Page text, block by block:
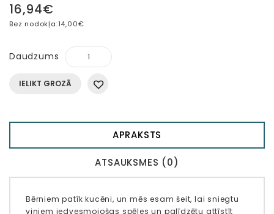
16,94€
Bez nodokļa:14,00€
Daudzums
IELIKT GROZĀ
APRAKSTS
ATSAUKSMES (0)
Bērniem patīk kucēni, un mēs esam šeit, lai sniegtu
viņiem iedvesmojošas spēles un palīdzētu attīstīt